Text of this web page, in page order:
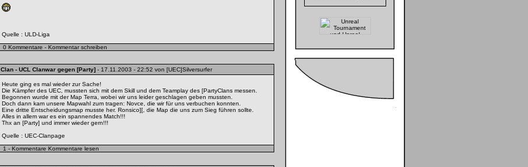
Quelle : ULD-Liga
0 Kommentare - Kommentar schreiben
Clan - UCL Clanwar gegen [Party] - 17.11.2003 - 22:52 von [UEC]Silversurfer
Heute ging es mal wieder zur Sache!
Die Kämpfer des UEC, mussten sich mit dem Skill und dem Teamplay des [PartyClans messen.
Begonnen wurde mit der Map Terra, wobei wir uns leider geschlagen geben mussten.
Doch dann kam unsere Mapwahl zum tragen: Novce, die wir für uns verbuchen konnten.
Eine dritte Entscheidungsmap musste her. Ronsico][, die Map die uns zum Sieg führen sollte.
Alles in allem war es ein spannendes Match!!!
Thx an [Party] und immer wieder gern!!!
Quelle : UEC-Clanpage
1 - Kommentare Kommentare lesen